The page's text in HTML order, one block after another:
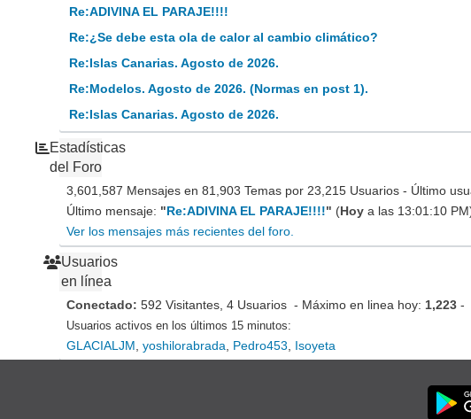
Re:ADIVINA EL PARAJE!!!!
Re:¿Se debe esta ola de calor al cambio climático?
Re:Islas Canarias. Agosto de 2026.
Re:Modelos. Agosto de 2026. (Normas en post 1).
Re:Islas Canarias. Agosto de 2026.
Estadísticas
del Foro
3,601,587 Mensajes en 81,903 Temas por 23,215 Usuarios - Último
Último mensaje: "Re:ADIVINA EL PARAJE!!!!" (Hoy a las 13:01:10
Ver los mensajes más recientes del foro.
Usuarios
en línea
Conectado:592 Visitantes, 4 Usuarios - Máximo en linea hoy: 1,223 -
Usuarios activos en los últimos 15 minutos:
GLACIALJM ,yoshilorabrada Pedro453 Isoyeta